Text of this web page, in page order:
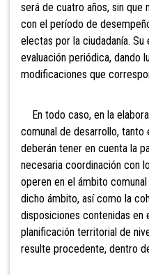
será de cuatro años, sin
con el período de
electas por la ciudadanía.
evaluación periódica, dando
modificaciones que
En todo caso, en la
comunal de desarrollo,
deberán tener en cuenta la
necesaria coordinación con
operen en el ámbito
dicho ámbito, asícomo la
disposiciones contenidas
planificación territorial de
resulte procedente, dentro